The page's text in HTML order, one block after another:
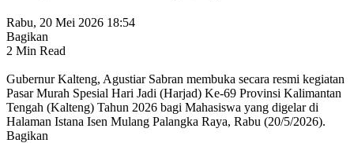
Rabu, 20 Mei 2026 18:54
Bagikan
2 Min Read
Gubernur Kalteng, Agustiar Sabran membuka secara resmi kegiatan
Pasar Murah Spesial Hari Jadi (Harjad) Ke-69 Provinsi Kalimantan
Tengah (Kalteng) Tahun 2026 bagi Mahasiswa yang digelar di
Halaman Istana Isen Mulang Palangka Raya, Rabu (20/5/2026).
Bagikan